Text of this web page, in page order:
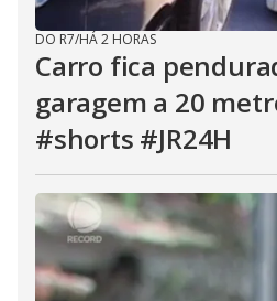
DO R7/HÁ 2 HORAS
Carro fica
garagem a 20
#shorts #JR24H